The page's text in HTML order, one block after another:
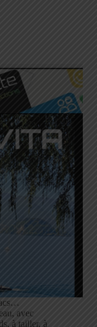
avec
à tailler, à